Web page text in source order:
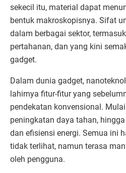
sekecil itu, material dapat
bentuk makroskopisnya. Sifat
dalam berbagai sektor, termasuk
pertahanan, dan yang kini
gadget.
Dalam dunia gadget,
lahirnya fitur-fituryang
pendekatan konvensional. Mulai
peningkatan daya tahan, hingga
dan efisiensi energi. Semua ini
tidak terlihat, namun terasa
oleh pengguna.